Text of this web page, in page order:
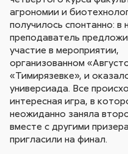
агрономии и
получилось спонтанно: в
преподаватель
участие в мероприятии,
организованном
«Тимирязевке», и
универсиада. Все
интересная игра, в
неожиданно заняла
вместе с другими
пригласили на финал.